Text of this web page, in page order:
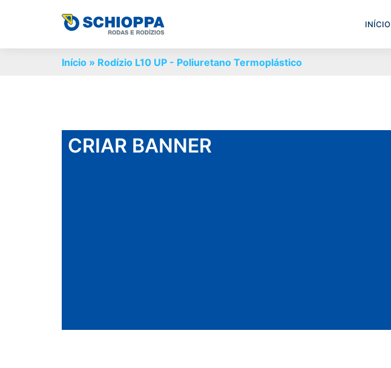
INÍCIO
Início » Rodízio L10 UP - Poliuretano Termoplástico
CRIAR BANNER